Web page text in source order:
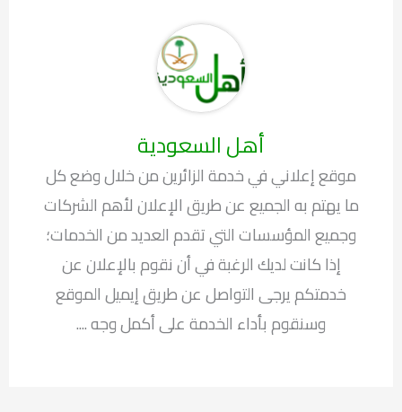
أهل السعودية
موقع إعلاني في خدمة الزائرين من خلال وضع كل
ما يهتم به الجميع عن طريق الإعلان لأهم الشركات
وجميع المؤسسات التي تقدم العديد من الخدمات؛
إذا كانت لديك الرغبة في أن نقوم بالإعلان عن
خدمتكم يرجى التواصل عن طريق إيميل الموقع
وسنقوم بأداء الخدمة على أكمل وجه ....